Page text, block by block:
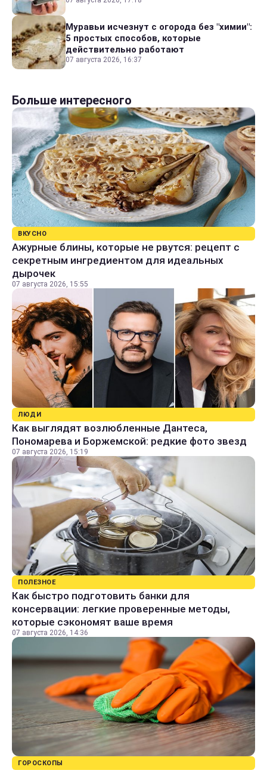
Муравьи исчезнут с огорода без "химии":
5 простых способов, которые
действительно работают
07 августа 2026, 16:37
Больше интересного
ВКУСНО
Ажурные блины, которые не рвутся: рецепт с
секретным ингредиентом для идеальных
дырочек
07 августа 2026, 15:55
ЛЮДИ
Как выглядят возлюбленные Дантеса,
Пономарева и Боржемской: редкие фото звезд
07 августа 2026, 15:19
ПОЛЕЗНОЕ
Как быстро подготовить банки для
консервации: легкие проверенные методы,
которые сэкономят ваше время
07 августа 2026, 14:36
ГОРОСКОПЫ